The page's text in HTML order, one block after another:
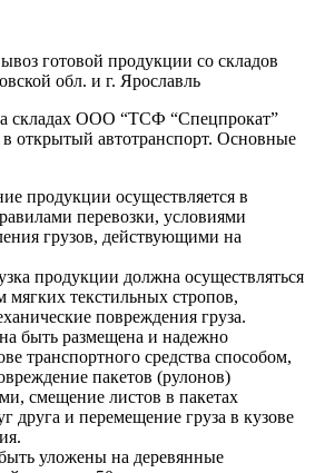
готовой продукции со складов
обл. и г. Ярославль
складах ООО “ТСФ “Спецпрокат”
в открытый автотранспорт. Основные
продукции осуществляется в
перевозки, условиями
грузов, действующими на
продукции должна осуществляться
мягких текстильных стропов,
повреждения груза.
быть размещена и надежно
транспортного средства способом,
пакетов (рулонов)
смещение листов в пакетах
друга и перемещение груза в кузове
уложены на деревянные